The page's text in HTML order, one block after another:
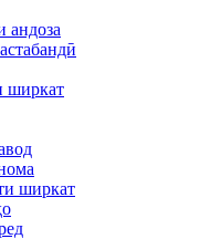
андоза
ширкат
ширкат